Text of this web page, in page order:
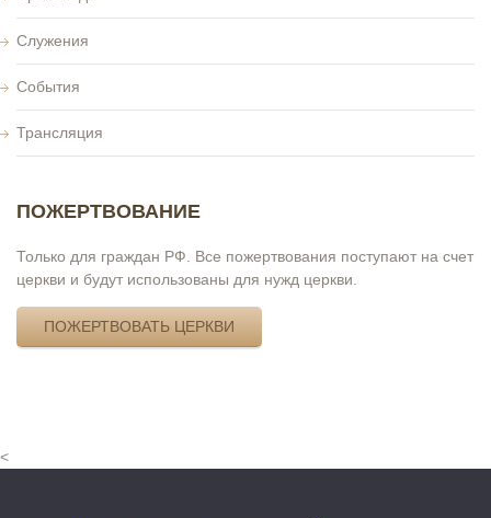
Служения
События
Трансляция
ПОЖЕРТВОВАНИЕ
Только для граждан РФ. Все пожертвования поступают на счет
церкви и будут использованы для нужд церкви.
ПОЖЕРТВОВАТЬ ЦЕРКВИ
<